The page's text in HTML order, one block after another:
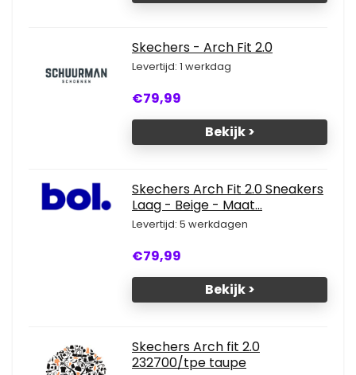
Skechers - Arch Fit 2.0
Levertijd: 1 werkdag
€79,99
Bekijk >
Skechers Arch Fit 2.0 Sneakers
Laag - Beige - Maat...
Levertijd: 5 werkdagen
€79,99
Bekijk >
Skechers Arch fit 2.0
232700/tpe taupe